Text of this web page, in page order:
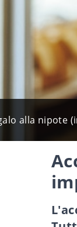
alla nipote